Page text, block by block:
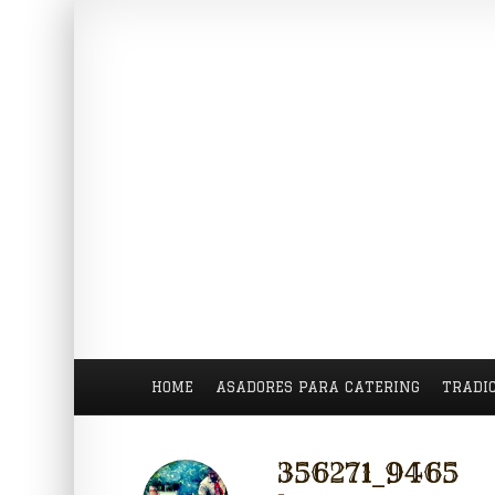
HOME ASADORES PARA CATERING
356271_9465